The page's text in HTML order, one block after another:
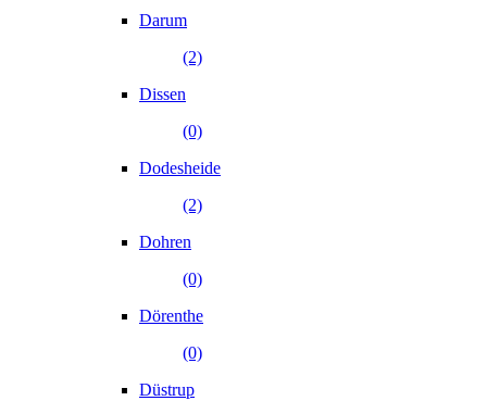
Darum
(2)
Dissen
(0)
Dodesheide
(2)
Dohren
(0)
Dörenthe
(0)
Düstrup